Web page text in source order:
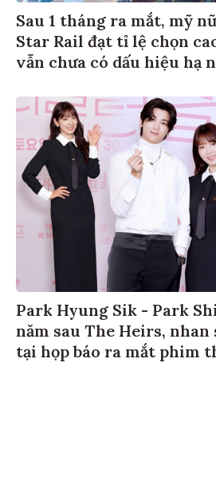
Sau 1 tháng ra mắt, mỹ
Star Rail đạt tỉ lệ chọn
vẫn chưa có dấu hiệu hạ
Park Hyung Sik - Park
năm sau The Heirs, nhan
tại họp báo ra mắt phim